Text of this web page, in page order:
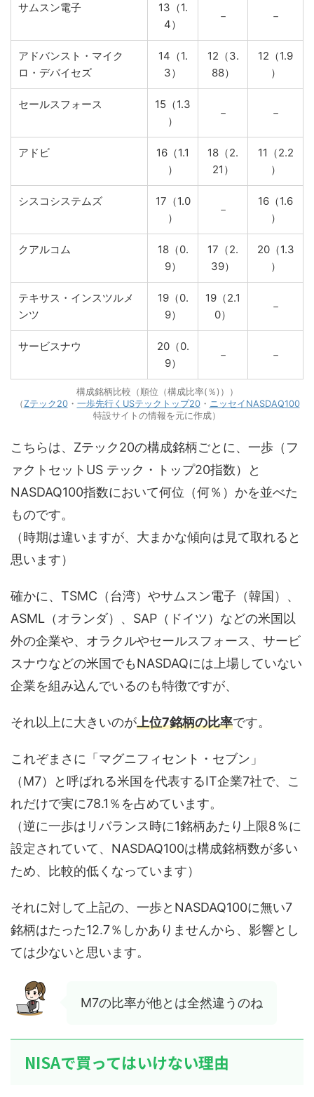
サムスン電子
13（1.
4）
－ －
アドバンスト・マイク
ロ・デバイセズ
14（1.
3）
12（3.
88）
12（1.9
）
セールスフォース
15（1.3
）
－ －
アドビ
16（1.1
）
18（2.
21）
11（2.2
）
シスコシステムズ
17（1.0
）
－
16（1.6
）
クアルコム
18（0.
9）
17（2.
39）
20（1.3
）
テキサス・インスツルメ
ンツ
19（0.
9）
19（2.1
0）
－
サービスナウ
20（0.
9）
－ －
構成銘柄比較（順位（構成比率(％)））
（Zテック20・ 一歩先行くUSテックトップ20・ ニッセイNASDAQ100
特設サイトの情報を元に作成）
こちらは、Zテック20の構成銘柄ごとに、一歩（フ
ァクトセットUS テック・トップ20指数）と
NASDAQ100指数において何位（何％）かを並べた
ものです。
（時期は違いますが、大まかな傾向は見て取れると
思います）
確かに、TSMC（台湾）やサムスン電子（韓国）、
ASML（オランダ）、SAP（ドイツ）などの米国以
外の企業や、オラクルやセールスフォース、サービ
スナウなどの米国でもNASDAQには上場していない
企業を組み込んでいるのも特徴ですが、
それ以上に大きいのが上位7銘柄の比率です。
これぞまさに「マグニフィセント・セブン」
（M7）と呼ばれる米国を代表するIT企業7社で、こ
れだけで実に78.1％を占めています。
（逆に一歩はリバランス時に1銘柄あたり上限8％に
設定されていて、NASDAQ100は構成銘柄数が多い
ため、比較的低くなっています）
それに対して上記の、一歩とNASDAQ100に無い7
銘柄はたった12.7％しかありませんから、影響とし
ては少ないと思います。
M7の比率が他とは全然違うのね
NISAで買ってはいけない理由